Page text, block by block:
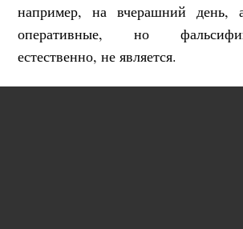
например, на вчерашний день,
оперативные, но
естественно, не является.